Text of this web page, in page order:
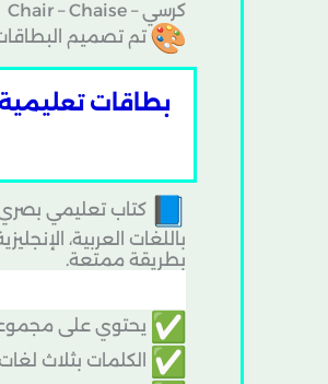
كرسي – Chair – Chaise
تم تصميم
كتاب تعليمي
باللغات العربية،
بطريقة ممتعة.
يحتوي على
الكلمات بثلاث